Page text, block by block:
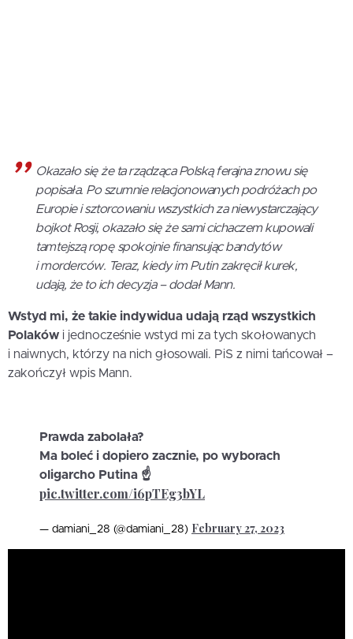
Okazało się że ta rządząca Polską ferajna znowu się
popisała. Po szumnie relacjonowanych podróżach po
Europie i sztorcowaniu wszystkich za niewystarczający
bojkot Rosji, okazało się że sami cichaczem kupowali
tamtejszą ropę spokojnie finansując bandytów
i morderców. Teraz, kiedy im Putin zakręcił kurek,
udają, że to ich decyzja – dodał Mann.
Wstyd mi, że takie indywidua udają rząd wszystkich
Polaków i jednocześnie wstyd mi za tych skołowanych
i naiwnych, którzy na nich głosowali. PiS z nimi tańcował –
zakończył wpis Mann.
Prawda zabolała?
Ma boleć i dopiero zacznie, po wyborach
oligarcho Putina ☝️
pic.twitter.com/i6pTEg3bYL
— damiani_28 (@damiani_28) February 27, 2023